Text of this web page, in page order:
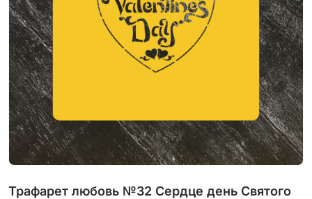
Трафарет любовь №32 Сердце день Святого